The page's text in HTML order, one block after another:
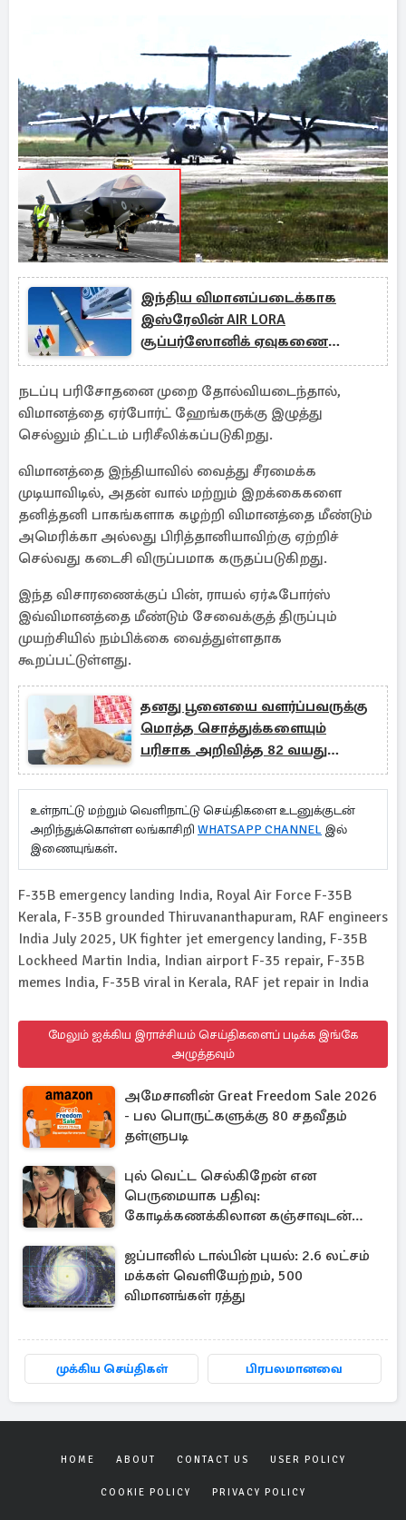
இந்திய விமானப்படைக்காக
இஸ்ரேலின் AIR LORA
சூப்பர்ஸோனிக் ஏவுகணை
வாங்க திட்டம்
நடப்பு பரிசோதனை முறை தோல்வியடைந்தால்,
விமானத்தை ஏர்போர்ட் ஹேங்கருக்கு இழுத்து
செல்லும் திட்டம் பரிசீலிக்கப்படுகிறது.
விமானத்தை இந்தியாவில் வைத்து சீரமைக்க
முடியாவிடில், அதன் வால் மற்றும் இறக்கைகளை
தனித்தனி பாகங்களாக கழற்றி விமானத்தை மீண்டும்
அமெரிக்கா அல்லது பிரித்தானியாவிற்கு ஏற்றிச்
செல்வது கடைசி விருப்பமாக கருதப்படுகிறது.
இந்த விசாரணைக்குப் பின், ராயல் ஏர்ஃபோர்ஸ்
இவ்விமானத்தை மீண்டும் சேவைக்குத் திருப்பும்
முயற்சியில் நம்பிக்கை வைத்துள்ளதாக
கூறப்பட்டுள்ளது.
தனது பூனையை வளர்ப்பவருக்கு
மொத்த சொத்துக்களையும்
பரிசாக அறிவித்த 82 வயது
முதியவர்
உள்நாட்டு மற்றும் வெளிநாட்டு செய்திகளை உடனுக்குடன்
அறிந்துக்கொள்ள லங்காசிறி WHATSAPP CHANNEL இல்
இணையுங்கள்.
F-35B emergency landing India, Royal Air Force F-35B
Kerala, F-35B grounded Thiruvananthapuram, RAF engineers
India July 2025, UK fighter jet emergency landing, F-35B
Lockheed Martin India, Indian airport F-35 repair, F-35B
memes India, F-35B viral in Kerala, RAF jet repair in India
மேலும் ஐக்கிய இராச்சியம் செய்திகளைப் படிக்க இங்கே
அழுத்தவும்
அமேசானின் Great Freedom Sale 2026
- பல பொருட்களுக்கு 80 சதவீதம்
தள்ளுபடி
புல் வெட்ட செல்கிறேன் என
பெருமையாக பதிவு:
கோடிக்கணக்கிலான கஞ்சாவுடன்
ஜப்பானில் டால்பின் புயல்: 2.6 லட்சம்
மக்கள் வெளியேற்றம், 500
விமானங்கள் ரத்து
முக்கிய செய்திகள் பிரபலமானவை
HOME ABOUT CONTACT US USER POLICY
COOKIE POLICY PRIVACY POLICY